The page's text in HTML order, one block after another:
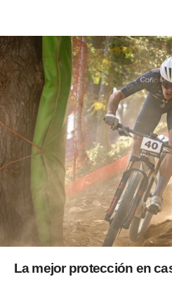
La mejor protección en